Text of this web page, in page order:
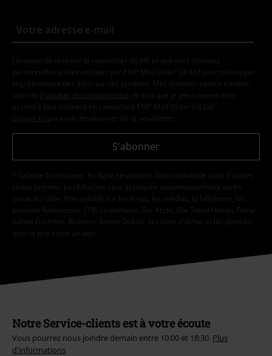
J’accepte de recevoir la newsletter d’EMP et que mes données
personnelles soient utilisées par EMP Mail Order UK Ltd pour m’envoyer
régulièrement des infos sur ses produits. Mes données seront traitées
selon la
Politique de confidentialité . Je sais que je peux retirer mon
accord à tout moment en contactant EMP Mail Order UK Ltd.
Cliquer ici pour me désabonner de la newsletter.
S'abonner
* Valable 4 semaines. En ligne seulement. Non cumulable avec d'autres
codes promos. La réduction sera appliquée automatiquement après
saisie du code. Non valable sur les livres, les médias, la billetterie, les
produits Rammstein, (Till) Lindemann, Die Ärzte, Die Toten Hosen, Feine
Sahne Fischfilet, Broilers, Böhse Onkelz, les bons d'achat et les produits
dont le prix inclut un don.
Notre Service-clients est à votre écoute
Vous pourrez nous joindre demain entre 10:00 et 18:30. Plus
d'informations